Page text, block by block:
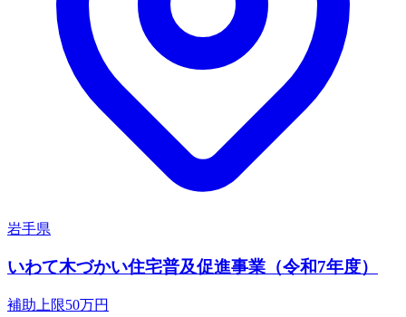
岩手県
いわて木づかい住宅普及促進事業（令和7年度）
補助上限50万円